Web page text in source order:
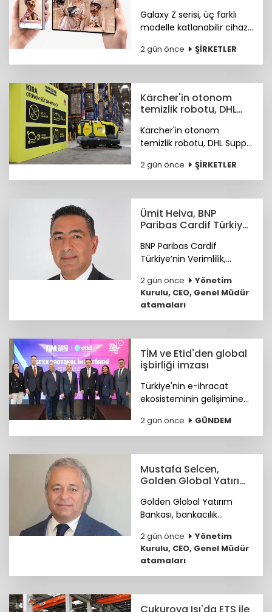
marketlerde
Galaxy Z serisi, üç farklı
modelle katlanabilir cihaz
sayfa açıyor.
2 gün önce ŞİRKETLER
Kärcher'in otonom
temizlik robotu, DHL
Kärcher'in otonom
temizlik robotu, DHL Supply
göreve başladı.
2 gün önce ŞİRKETLER
Ümit Helva, BNP
Paribas Cardif Türkiye
BNP Paribas Cardif
Türkiye’nin Verimlilik,
Operasyondan Sorumlu
Genel Müdür Yardımcılığı
görevine Ümit Helva
atandı.
2 gün önce
Yönetim
Kurulu, CEO, Genel Müdür
atamaları
TİM ve Etid'den global
işbirliği imzası
Türkiye'nin e-ihracat
ekosisteminin gelişimine
ihracatçıların küresel
pazarlardaki rekabet
ETİD ile TİM arasında iş
birliği protokolü imzalandı.
2 gün önce GÜNDEM
Mustafa Selcen,
Golden Global Yatırım
Golden Global Yatırım
Bankası, bankacılık
deneyime sahip Mustafa
Selcen’i Yönetim Kurulu
Üyesi olarak atadı.
2 gün önce
Yönetim
Kurulu, CEO, Genel Müdür
atamaları
Çukurova Isı'da ETS ile